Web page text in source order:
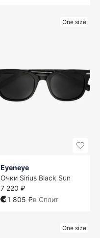
One size
Eyeneye
Очки Sirius Black Sun
7 220 ₽
1 805 ₽в Сплит
One size